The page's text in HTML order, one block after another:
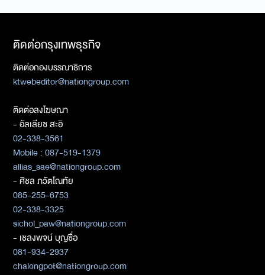
ติดต่อกรุงเทพธุรกิจ
ติดต่อกองบรรณาธิการ
ktwebeditor@nationgroup.com
ติดต่อลงโฆษณา
- อัลเลียซ สะอิ
02-338-3561
Mobile : 087-519-1379
allias_sae@nationgroup.com
- ศิชล ภวัตโณทัย
085-255-6753
02-338-3325
sichol_paw@nationgroup.com
- เชลงพจน์ บุญซื่อ
081-934-2937
chalengpot@nationgroup.com